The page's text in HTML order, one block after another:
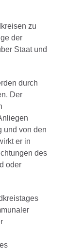
zu
der
Staat und
durch
Der
und von den
er in
des
oder